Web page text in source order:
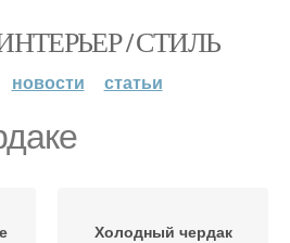
/ СТИЛЬ
новости статьи
Холодный чердак